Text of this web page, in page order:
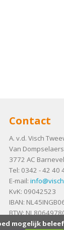
Contact
A. v.d. Visch
Van
3772 AC
Tel: 0342 - 42 40
E-mail:
KvK: 09042523
IBAN:
BTW:
mogelijk